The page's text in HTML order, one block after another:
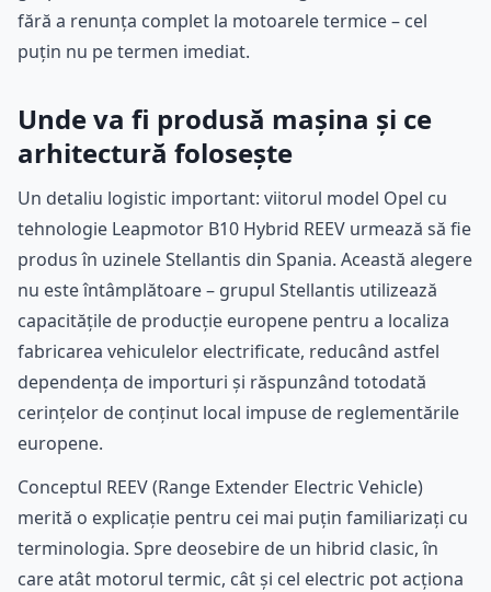
fără a renunța complet la motoarele termice – cel
puțin nu pe termen imediat.
Unde va fi produsă mașina și ce
arhitectură folosește
Un detaliu logistic important: viitorul model Opel cu
tehnologie Leapmotor B10 Hybrid REEV urmează să fie
produs în uzinele Stellantis din Spania. Această alegere
nu este întâmplătoare – grupul Stellantis utilizează
capacitățile de producție europene pentru a localiza
fabricarea vehiculelor electrificate, reducând astfel
dependența de importuri și răspunzând totodată
cerințelor de conținut local impuse de reglementările
europene.
Conceptul REEV (Range Extender Electric Vehicle)
merită o explicație pentru cei mai puțin familiarizați cu
terminologia. Spre deosebire de un hibrid clasic, în
care atât motorul termic, cât și cel electric pot acționa